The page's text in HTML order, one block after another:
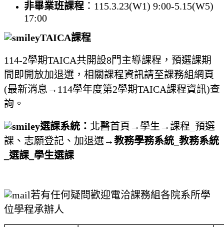
非畢業班課程 ：115.3.23(W1) 9:00-5.15(W5)
17:00
TAICA課程
114-2學期TAICA共開設8門主導課程，預選課期
間即開放加退選，相關課程資訊請至課務組網頁
(最新消息→114學年度第2學期TAICA課程資訊)查
詢。
選課系統： 北醫首頁→學生→課程_預選
課、志願登記、加退選→教務學務系統_教務系統
_選課_學生選課
若有任何疑問歡迎電洽課務組各院系所學
位學程承辦人